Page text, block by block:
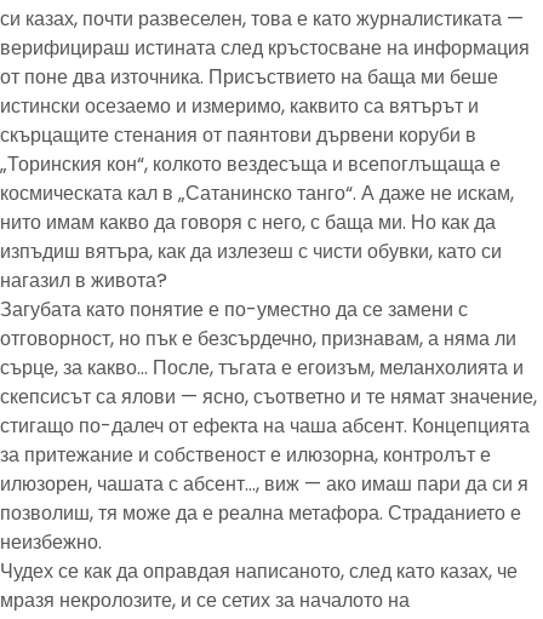
си казах, почти развеселен, това е като журналистиката —
верифицираш истината след кръстосване на информация
от поне два източника. Присъствието на баща ми беше
истински осезаемо и измеримо, каквито са вятърът и
скърцащите стенания от паянтови дървени коруби в
„Торинския кон“, колкото вездесъща и всепоглъщаща е
космическата кал в „Сатанинско танго“. А даже не искам,
нито имам какво да говоря с него, с баща ми. Но как да
изпъдиш вятъра, как да излезеш с чисти обувки, като си
нагазил в живота?
Загубата като понятие е по-уместно да се замени с
отговорност, но пък е безсърдечно, признавам, а няма ли
сърце, за какво… После, тъгата е егоизъм, меланхолията и
скепсисът са ялови — ясно, съответно и те нямат значение,
стигащо по-далеч от ефекта на чаша абсент. Концепцията
за притежание и собственост е илюзорна, контролът е
илюзорен, чашата с абсент…, виж — ако имаш пари да си я
позволиш, тя може да е реална метафора. Страданието е
неизбежно.
Чудех се как да оправдая написаното, след като казах, че
мразя некролозите, и се сетих за началото на